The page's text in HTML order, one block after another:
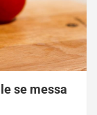
se messa